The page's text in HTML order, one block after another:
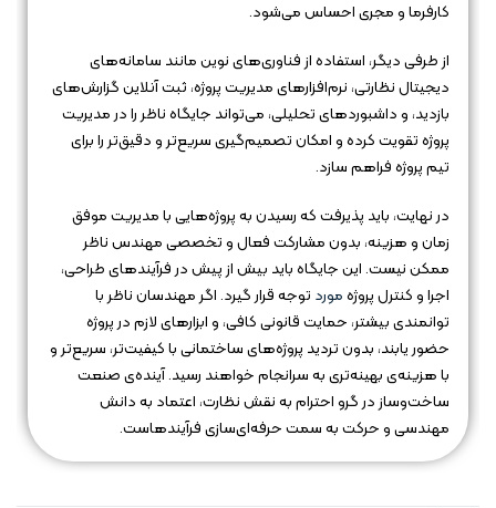
کارفرما و مجری احساس می‌شود.
از طرفی دیگر، استفاده از فناوری‌های نوین مانند سامانه‌های
دیجیتال نظارتی، نرم‌افزارهای مدیریت پروژه، ثبت آنلاین گزارش‌های
بازدید، و داشبوردهای تحلیلی، می‌تواند جایگاه ناظر را در مدیریت
پروژه تقویت کرده و امکان تصمیم‌گیری سریع‌تر و دقیق‌تر را برای
تیم پروژه فراهم سازد.
در نهایت، باید پذیرفت که رسیدن به پروژه‌هایی با مدیریت موفق
زمان و هزینه، بدون مشارکت فعال و تخصصی مهندس ناظر
ممکن نیست. این جایگاه باید بیش از پیش در فرآیندهای طراحی،
اجرا و کنترل پروژهمورد توجه قرار گیرد. اگر مهندسان ناظر با
توانمندی بیشتر، حمایت قانونی کافی، و ابزارهای لازم در پروژه
حضور یابند، بدون تردید پروژه‌های ساختمانی با کیفیت‌تر، سریع‌تر و
با هزینه‌ی بهینه‌تری به سرانجام خواهند رسید. آینده‌ی صنعت
ساخت‌وساز در گرو احترام به نقش نظارت، اعتماد به دانش
مهندسی و حرکت به سمت حرفه‌ای‌سازی فرآیندهاست.